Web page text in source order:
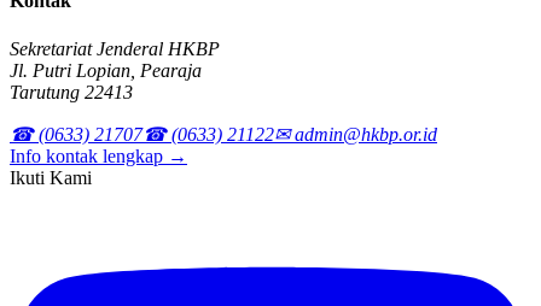
Sekretariat Jenderal HKBP
Jl. Putri Lopian, Pearaja
Tarutung 22413
☎ (0633) 21707☎ (0633) 21122✉ admin@hkbp.or.id
Info kontak lengkap →
Ikuti Kami